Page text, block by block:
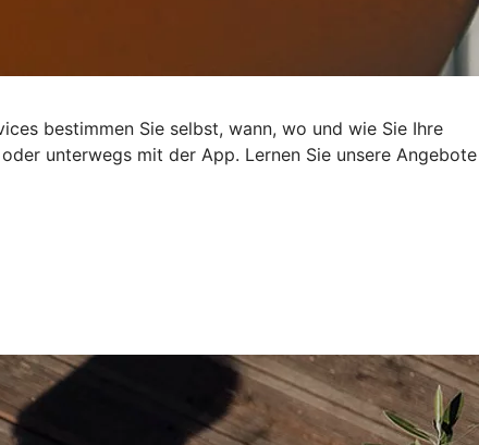
bestimmen Sie selbst, wann, wo und wie Sie Ihre
unterwegs mit der App. Lernen Sie unsere Angebote